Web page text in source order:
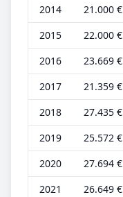
2014
21.000 €
2015
22.000 €
2016
23.669 €
2017
21.359 €
2018
27.435 €
2019
25.572 €
2020
27.694 €
2021
26.649 €